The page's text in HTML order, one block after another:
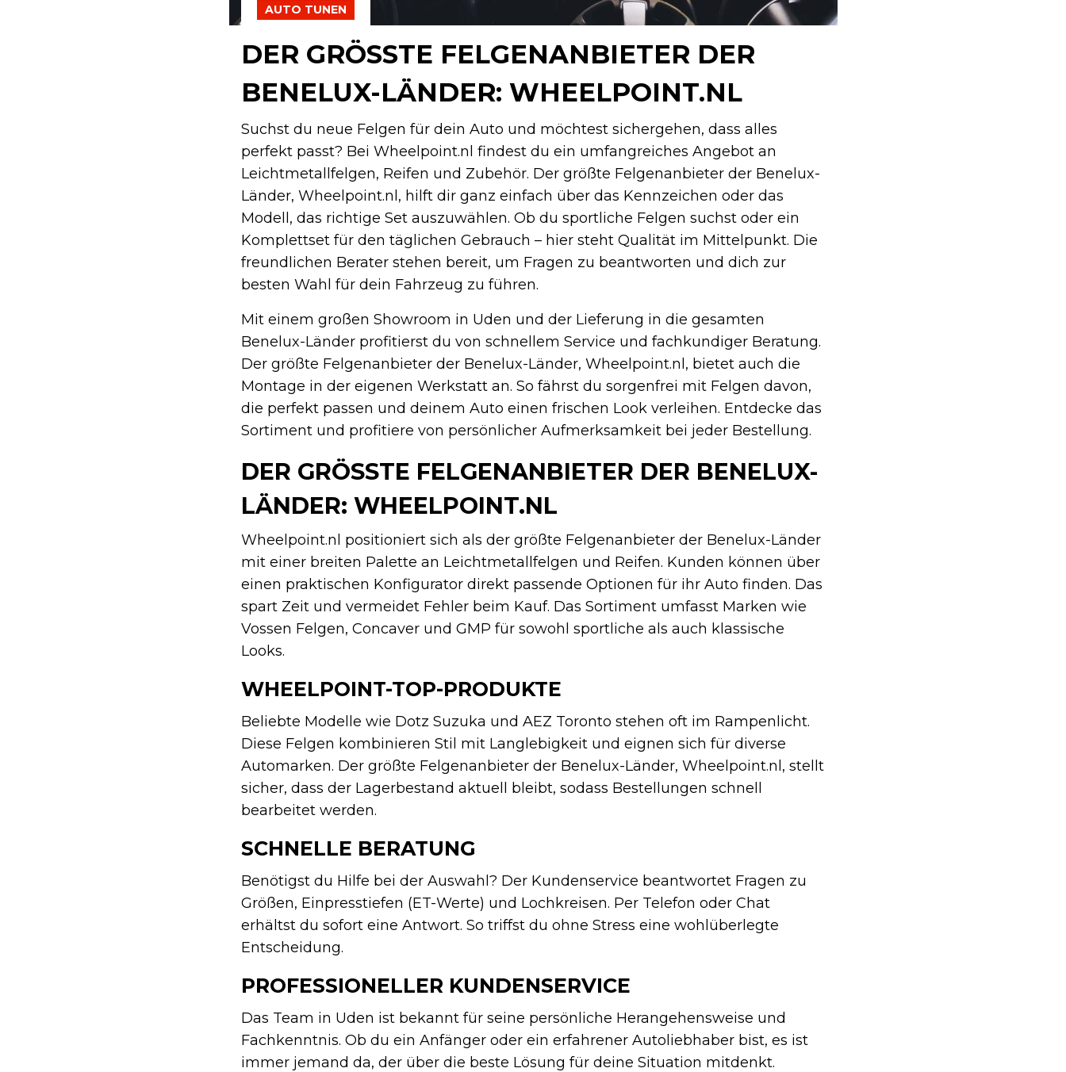
AUTO TUNEN
DER GRÖSSTE FELGENANBIETER DER B
ENELUX-LÄNDER: WHEELPOINT.NL
Suchst du neue Felgen für dein Auto und möchtest sichergehen, dass alles
perfekt passt? Bei Wheelpoint.nl findest du ein umfangreiches Angebot an
Leichtmetallfelgen, Reifen und Zubehör. Der größte Felgenanbieter der Benelux-
Länder, Wheelpoint.nl, hilft dir ganz einfach über das Kennzeichen oder das
Modell, das richtige Set auszuwählen. Ob du sportliche Felgen suchst oder ein
Komplettset für den täglichen Gebrauch – hier steht Qualität im Mittelpunkt. Die
freundlichen Berater stehen bereit, um Fragen zu beantworten und dich zur
besten Wahl für dein Fahrzeug zu führen.
Mit einem großen Showroom in Uden und der Lieferung in die gesamten
Benelux-Länder profitierst du von schnellem Service und fachkundiger Beratung.
Der größte Felgenanbieter der Benelux-Länder, Wheelpoint.nl, bietet auch die
Montage in der eigenen Werkstatt an. So fährst du sorgenfrei mit Felgen davon,
die perfekt passen und deinem Auto einen frischen Look verleihen. Entdecke das
Sortiment und profitiere von persönlicher Aufmerksamkeit bei jeder Bestellung.
DER GRÖSSTE FELGENANBIETER DER BENELUX-L
ÄNDER: WHEELPOINT.NL
Wheelpoint.nl positioniert sich als der größte Felgenanbieter der Benelux-Länder
mit einer breiten Palette an Leichtmetallfelgen und Reifen. Kunden können über
einen praktischen Konfigurator direkt passende Optionen für ihr Auto finden. Das
spart Zeit und vermeidet Fehler beim Kauf. Das Sortiment umfasst Marken wie
Vossen Felgen, Concaver und GMP für sowohl sportliche als auch klassische
Looks.
WHEELPOINT-TOP-PRODUKTE
Beliebte Modelle wie Dotz Suzuka und AEZ Toronto stehen oft im Rampenlicht.
Diese Felgen kombinieren Stil mit Langlebigkeit und eignen sich für diverse
Automarken. Der größte Felgenanbieter der Benelux-Länder, Wheelpoint.nl, stellt
sicher, dass der Lagerbestand aktuell bleibt, sodass Bestellungen schnell
bearbeitet werden.
SCHNELLE BERATUNG
Benötigst du Hilfe bei der Auswahl? Der Kundenservice beantwortet Fragen zu
Größen, Einpresstiefen (ET-Werte) und Lochkreisen. Per Telefon oder Chat
erhältst du sofort eine Antwort. So triffst du ohne Stress eine wohlüberlegte
Entscheidung.
PROFESSIONELLER KUNDENSERVICE
Das Team in Uden ist bekannt für seine persönliche Herangehensweise und
Fachkenntnis. Ob du ein Anfänger oder ein erfahrener Autoliebhaber bist, es ist
immer jemand da, der über die beste Lösung für deine Situation mitdenkt.